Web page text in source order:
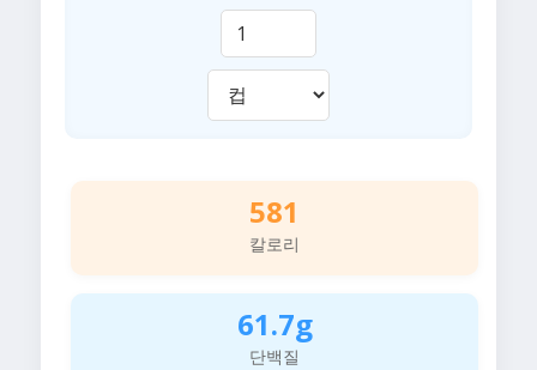
581
칼로리
61.7g
단백질